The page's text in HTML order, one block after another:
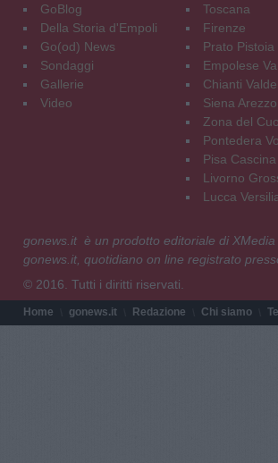
GoBlog
Della Storia d'Empoli
Go(od) News
Sondaggi
Gallerie
Video
Toscana
Firenze
Prato Pistoia
Empolese
Chianti
Siena Arezzo
Zona del
Pontedera
Pisa Cascina
Livorno
Lucca
gonews.it è un prodotto editoriale di
gonews.it, quotidiano on line registrato
© 2016. Tutti i diritti riservati.
Home gonews.it Redazione Chi siamo